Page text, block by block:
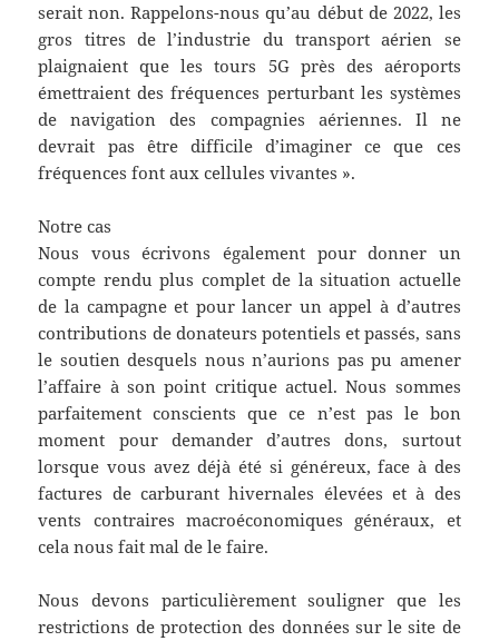
serait non. Rappelons-nous qu’au début de 2022, les
gros titres de l’industrie du transport aérien se
plaignaient que les tours 5G près des aéroports
émettraient des fréquences perturbant les systèmes
de navigation des compagnies aériennes. Il ne
devrait pas être difficile d’imaginer ce que ces
fréquences font aux cellules vivantes ».
Notre cas
Nous vous écrivons également pour donner un
compte rendu plus complet de la situation actuelle
de la campagne et pour lancer un appel à d’autres
contributions de donateurs potentiels et passés, sans
le soutien desquels nous n’aurions pas pu amener
l’affaire à son point critique actuel. Nous sommes
parfaitement conscients que ce n’est pas le bon
moment pour demander d’autres dons, surtout
lorsque vous avez déjà été si généreux, face à des
factures de carburant hivernales élevées et à des
vents contraires macroéconomiques généraux, et
cela nous fait mal de le faire.
Nous devons particulièrement souligner que les
restrictions de protection des données sur le site de